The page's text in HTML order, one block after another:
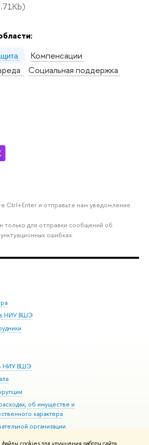
Компенсации
Социальная поддержка
Ctrl+Enter и отправьте нам уведомление.
только для отправки сообщений об
ошибках.
в НИУ ВШЭ
НИУ ВШЭ
об имуществе и
характера
организации
возможностями здоровья